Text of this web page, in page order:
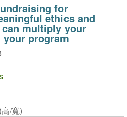
for
ethics and
multiply your
your program
/寬)